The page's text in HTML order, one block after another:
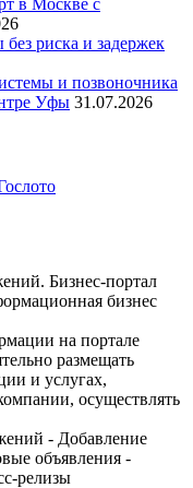
риска и задержек
и позвоночника
Уфы 31.07.2026
Бизнес-портал
бизнес
на портале
размещать
и услугах,
осуществлять
- Добавление
объявления -
релизы